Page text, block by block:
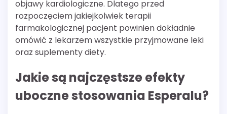
objawy kardiologiczne. Dlatego przed
rozpoczęciem jakiejkolwiek terapii
farmakologicznej pacjent powinien dokładnie
omówić z lekarzem wszystkie przyjmowane leki
oraz suplementy diety.
Jakie są najczęstsze efekty
uboczne stosowania Esperalu?